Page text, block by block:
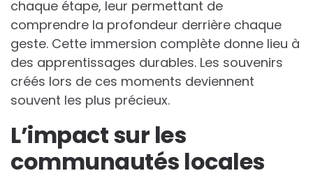
chaque étape, leur permettant de
comprendre la profondeur derrière chaque
geste. Cette immersion complète donne lieu à
des apprentissages durables. Les souvenirs
créés lors de ces moments deviennent
souvent les plus précieux.
L’impact sur les
communautés locales